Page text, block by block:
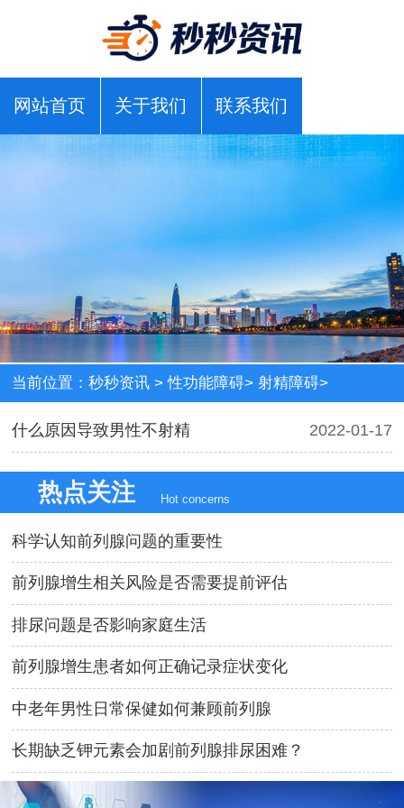
网站首页 关于我们 联系我们
当前位置：秒秒资讯 >性功能障碍>射精障碍>
什么原因导致男性不射精 2022-01-17
热点关注 Hot concerns
科学认知前列腺问题的重要性
前列腺增生相关风险是否需要提前评估
排尿问题是否影响家庭生活
前列腺增生患者如何正确记录症状变化
中老年男性日常保健如何兼顾前列腺
长期缺乏钾元素会加剧前列腺排尿困难？